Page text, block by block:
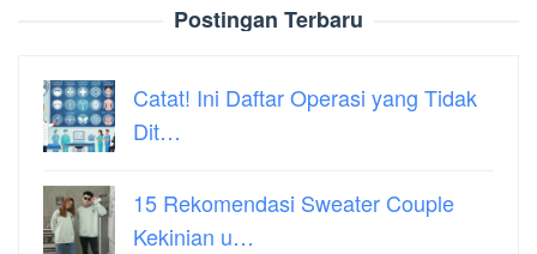
Postingan Terbaru
Catat! Ini Daftar Operasi yang Tidak
Dit…
15 Rekomendasi Sweater Couple
Kekinian u…